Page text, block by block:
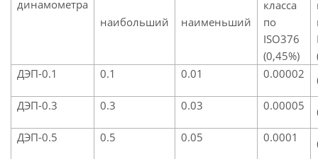
динамометра
наибольший наименьший
класса
по
ISO376
(0,45%)
ДЭП-0.1
0.1 0.01 0.00002
ДЭП-0.3
0.3 0.03 0.00005
ДЭП-0.5
0.5 0.05 0.0001